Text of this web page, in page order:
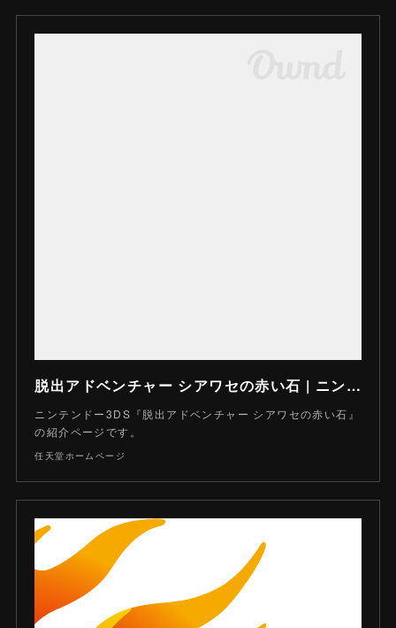
脱出アドベンチャー シアワセの赤い石 | ニンテンドー3DS | 任天堂
ニンテンドー3DS『脱出アドベンチャー シアワセの赤い石』
の紹介ページです。
任天堂ホームページ